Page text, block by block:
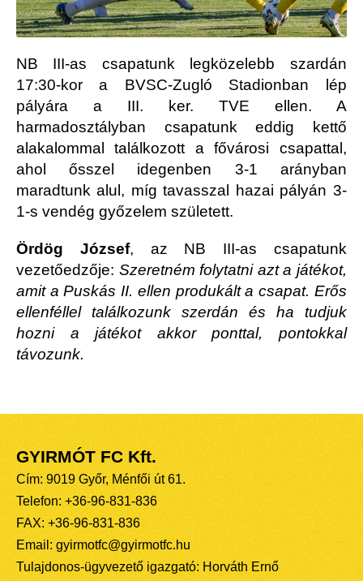
NB III-as csapatunk legközelebb szardán
17:30-kor a BVSC-Zugló Stadionban lép
pályára a III. ker. TVE ellen. A
harmadosztályban csapatunk eddig kettő
alakalommal találkozott a fővárosi csapattal,
ahol ősszel idegenben 3-1 arányban
maradtunk alul, míg tavasszal hazai pályán 3-
1-s vendég győzelem született.
Ördög József, az NB III-as csapatunk
vezetőedzője: Szeretném folytatni azt a játékot,
amit a Puskás II. ellen produkált a csapat. Erős
ellenféllel találkozunk szerdán és ha tudjuk
hozni a játékot akkor ponttal, pontokkal
távozunk.
GYIRMÓT FC Kft.
Cím: 9019 Győr, Ménfői út 61.
Telefon: +36-96-831-836
FAX: +36-96-831-836
Email: gyirmotfc@gyirmotfc.hu
Tulajdonos-ügyvezető igazgató: Horváth Ernő